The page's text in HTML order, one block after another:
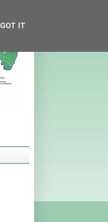
GOT IT